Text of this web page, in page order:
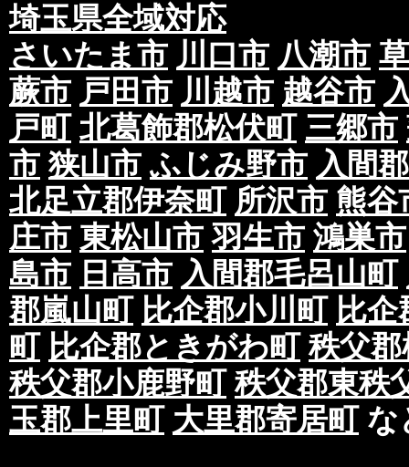
埼玉県全域対応
さいたま市 川口市 八潮市
蕨市 戸田市 川越市 越谷市
戸町 北葛飾郡松伏町 三郷市
市 狭山市 ふじみ野市 入間
北足立郡伊奈町 所沢市 熊谷
庄市 東松山市 羽生市 鴻巣市
島市 日高市 入間郡毛呂山町
郡嵐山町 比企郡小川町 比
町 比企郡ときがわ町 秩父
秩父郡小鹿野町 秩父郡東秩
玉郡上里町 大里郡寄居町な